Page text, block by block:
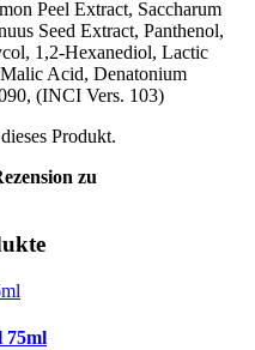
Peel Extract, Saccharum
Seed Extract, Panthenol,
1,2-Hexanediol, Lactic
Acid, Denatonium
(INCI Vers. 103)
Produkt.
zu
75ml